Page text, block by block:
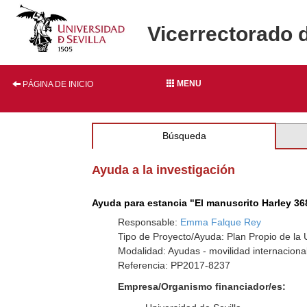
Vicerrectorado
PÁGINA DE INICIO MENU
Búsqueda
Ayuda a la investigación
Ayuda para estancia "El manuscrito Harley
Responsable: Emma Falque Rey
Tipo de Proyecto/Ayuda: Plan Propio de la
Modalidad: Ayudas - movilidad
Referencia: PP2017-8237
Empresa/Organismo financiador/es: